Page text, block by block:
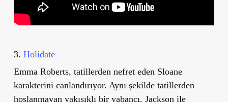
3. Holidate
Emma Roberts, tatillerden nefret eden Sloane
karakterini canlandırıyor. Aynı şekilde tatillerden
hoşlanmayan yakışıklı bir yabancı, Jackson ile